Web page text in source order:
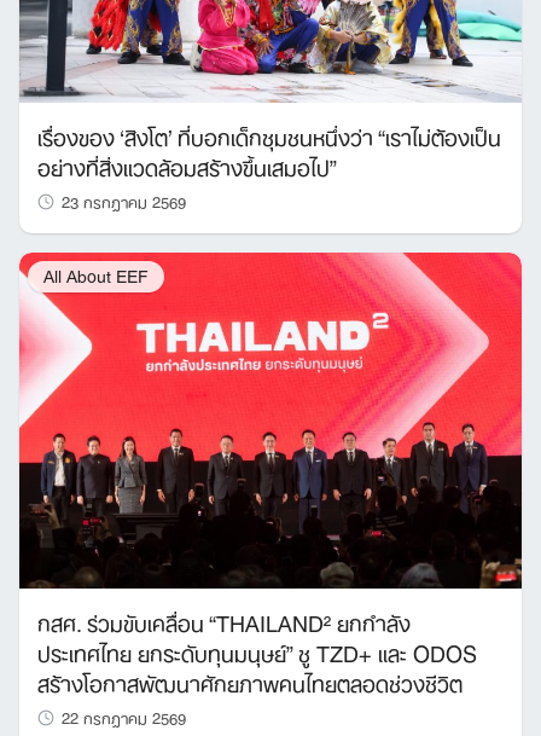
เรื่องของ ‘สิงโต’ ที่บอกเด็กชุมชนหนึ่งว่า “เราไม่ต้องเป็น
อย่างที่สิ่งแวดล้อมสร้างขึ้นเสมอไป”
23 กรกฎาคม 2569
All About EEF
กสศ. ร่วมขับเคลื่อน “THAILAND² ยกกำลัง
ประเทศไทย ยกระดับทุนมนุษย์” ชู TZD+ และ ODOS
สร้างโอกาสพัฒนาศักยภาพคนไทยตลอดช่วงชีวิต
22 กรกฎาคม 2569